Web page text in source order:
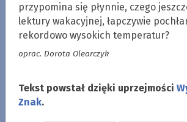
przypomina się płynnie, czego
lektury wakacyjnej, łapczywie
rekordowo wysokich temperatur?
oprac. Dorota Olearczyk
Tekst powstał dzięki uprzejmości
Znak.